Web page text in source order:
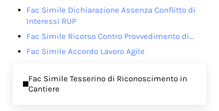
Fac Simile Dichiarazione Assenza Conflitto di
Interessi RUP
Fac Simile Ricorso Contro Provvedimento di…
Fac Simile Accordo Lavoro Agile
Fac Simile Tesserino di Riconoscimento in
Cantiere